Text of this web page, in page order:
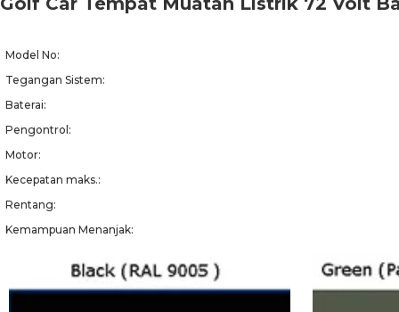
Model No:
Tegangan Sistem:
Baterai:
Pengontrol:
Motor:
Kecepatan maks.:
Rentang:
Kemampuan Menanjak: